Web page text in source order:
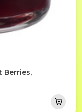
Berries,